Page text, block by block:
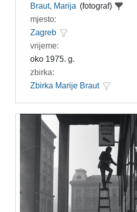
Braut, Marija (fotograf)
mjesto:
Zagreb
vrijeme:
oko 1975. g.
zbirka:
Zbirka Marije Braut